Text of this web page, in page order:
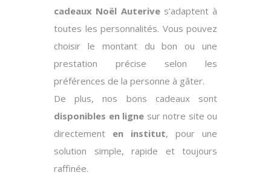
cadeaux Noël Auterives’adaptent à
toutes les personnalités. Vous pouvez
choisir le montant du bon ou une
prestation précise selon les
préférences de la personne à gâter.
De plus, nos bons cadeaux sont
disponibles en ligne sur notre site ou
directement en institut, pour une
solution simple, rapide et toujours
raffinée.